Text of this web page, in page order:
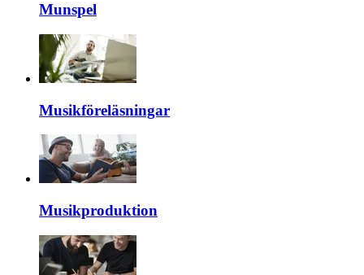
Munspel
Musikföreläsningar
Musikproduktion